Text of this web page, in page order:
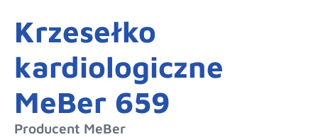
Krzesełko
kardiologiczne
MeBer 659
Producent MeBer